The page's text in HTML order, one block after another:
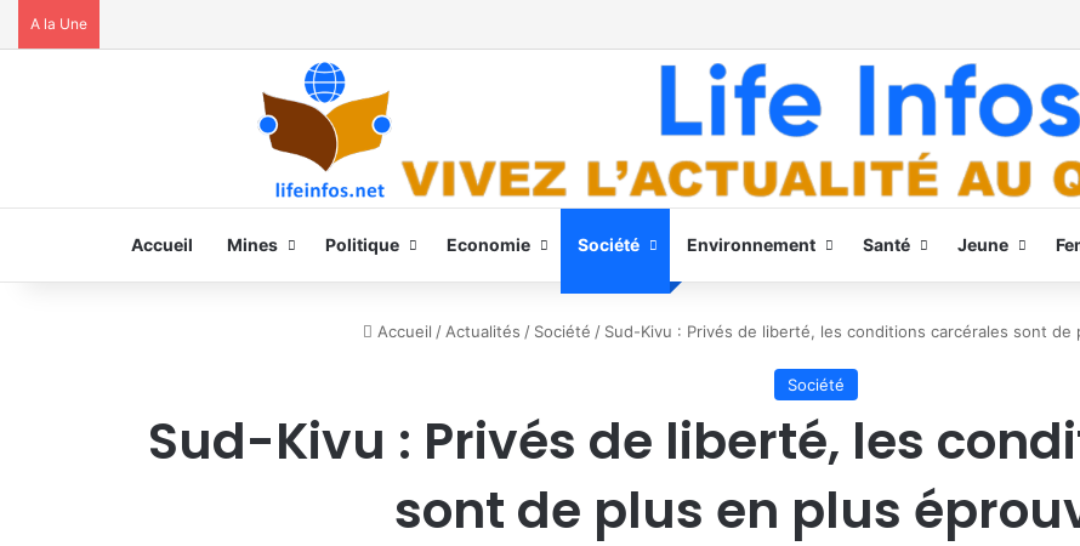
A la Une
Accueil Mines Politique Economie Société Environnement Santé Jeune
Accueil / Actualités / Société / Sud-Kivu : Privés de liberté, les conditions carcérales sont de
Société
Sud-Kivu : Privés de liberté, les
sont de plus en plus